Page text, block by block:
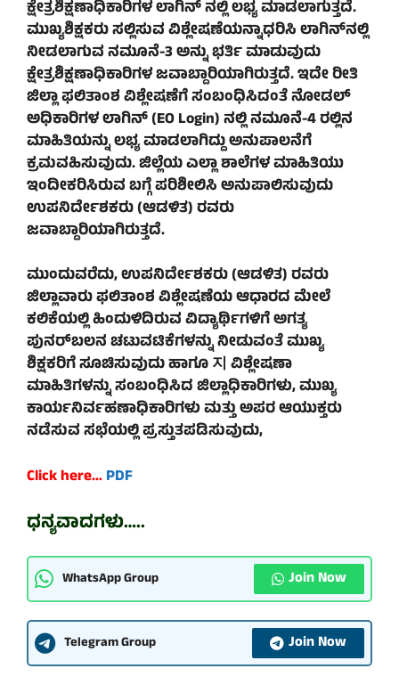
ಕ್ಷೇತ್ರಶಿಕ್ಷಣಾಧಿಕಾರಿಗಳ ಲಾಗಿನ್‌ ನಲ್ಲಿ ಲಭ್ಯ ಮಾಡಲಾಗುತ್ತದೆ.
ಮುಖ್ಯಶಿಕ್ಷಕರು ಸಲ್ಲಿಸುವ ವಿಶ್ಲೇಷಣೆಯನ್ನಾಧರಿಸಿ ಲಾಗಿನ್‌ನಲ್ಲಿ
ನೀಡಲಾಗುವ ನಮೂನೆ-3 ಅನ್ನು ಭರ್ತಿ ಮಾಡುವುದು
ಕ್ಷೇತ್ರಶಿಕ್ಷಣಾಧಿಕಾರಿಗಳ ಜವಾಬ್ದಾರಿಯಾಗಿರುತ್ತದೆ. ಇದೇ ರೀತಿ
ಜಿಲ್ಲಾ ಫಲಿತಾಂಶ ವಿಶ್ಲೇಷಣೆಗೆ ಸಂಬಂಧಿಸಿದಂತೆ ನೋಡಲ್
ಅಧಿಕಾರಿಗಳ ಲಾಗಿನ್ (EO Login) ನಲ್ಲಿ ನಮೂನೆ-4 ರಲ್ಲಿನ
ಮಾಹಿತಿಯನ್ನು ಲಭ್ಯ ಮಾಡಲಾಗಿದ್ದು ಅನುಪಾಲನೆಗೆ
ಕ್ರಮವಹಿಸುವುದು. ಜಿಲ್ಲೆಯ ಎಲ್ಲಾ ಶಾಲೆಗಳ ಮಾಹಿತಿಯು
ಇಂದೀಕರಿಸಿರುವ ಬಗ್ಗೆ ಪರಿಶೀಲಿಸಿ ಅನುಪಾಲಿಸುವುದು
ಉಪನಿರ್ದೇಶಕರು (ಆಡಳಿತ) ರವರು
ಜವಾಬ್ದಾರಿಯಾಗಿರುತ್ತದೆ.
ಮುಂದುವರೆದು, ಉಪನಿರ್ದೇಶಕರು (ಆಡಳಿತ) ರವರು
ಜಿಲ್ಲಾವಾರು ಫಲಿತಾಂಶ ವಿಶ್ಲೇಷಣೆಯ ಆಧಾರದ ಮೇಲೆ
ಕಲಿಕೆಯಲ್ಲಿ ಹಿಂದುಳಿದಿರುವ ವಿದ್ಯಾರ್ಥಿಗಳಿಗೆ ಅಗತ್ಯ
ಪುನರ್‌ಬಲನ ಚಟುವಟಿಕೆಗಳನ್ನು ನೀಡುವಂತೆ ಮುಖ್ಯ
ಶಿಕ್ಷಕರಿಗೆ ಸೂಚಿಸುವುದು ಹಾಗೂ 지 ವಿಶ್ಲೇಷಣಾ
ಮಾಹಿತಿಗಳನ್ನು ಸಂಬಂಧಿಸಿದ ಜಿಲ್ಲಾಧಿಕಾರಿಗಳು, ಮುಖ್ಯ
ಕಾರ್ಯನಿರ್ವಹಣಾಧಿಕಾರಿಗಳು ಮತ್ತು ಅಪರ ಆಯುಕ್ತರು
ನಡೆಸುವ ಸಭೆಯಲ್ಲಿ ಪ್ರಸ್ತುತಪಡಿಸುವುದು,
Click here…PDF
ಧನ್ಯವಾದಗಳು…..
WhatsApp Group Join Now
Telegram Group Join Now